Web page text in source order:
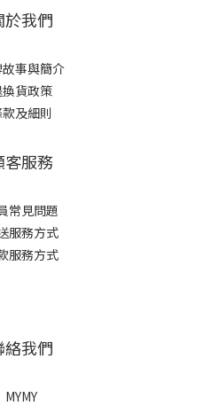
於我們
事與簡介
換貨政策
及細則
客服務
常見問題
服務方式
服務方式
絡我們
MYMY